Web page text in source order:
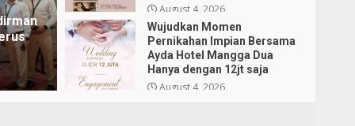
Spesial dengan Social
Hotel Mangga Dua
4, 2026
August 4, 2026
Wujudkan Momen
Pernikahan Impian Bersama
Ayda Hotel Mangga Dua
Hanya dengan 12jt saja
August 4, 2026